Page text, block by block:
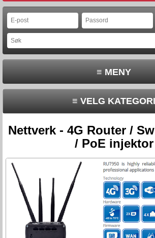
≡ MENY
≡ VELG KATEGORI
Nettverk - 4G Router /
/ PoE injektor